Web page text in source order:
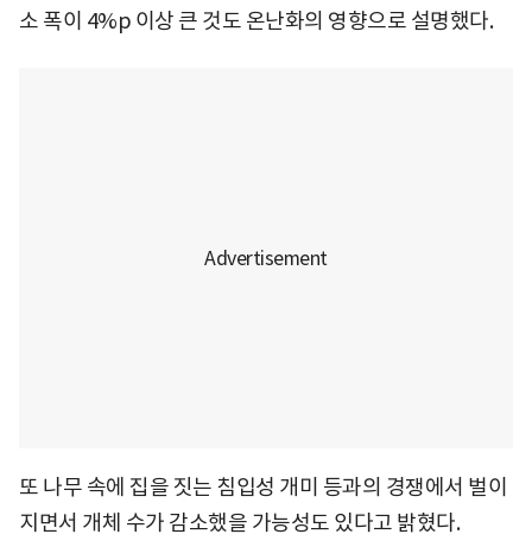
소 폭이 4%p 이상 큰 것도 온난화의 영향으로 설명했다.
또 나무 속에 집을 짓는 침입성 개미 등과의 경쟁에서 벌이
지면서 개체 수가 감소했을 가능성도 있다고 밝혔다.